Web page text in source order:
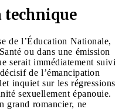
technique
de l’Éducation Nationale,
ou dans une émission
serait immédiatement suivi
de l’émancipation
inquiet sur les régressions
sexuellement épanouie.
grand romancier, ne